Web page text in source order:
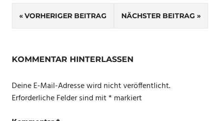
Beitragsnavigation
VORHERIGER BEITRAG NÄCHSTER BEITRAG
KOMMENTAR HINTERLASSEN
Deine E-Mail-Adresse wird nicht veröffentlicht.
Erforderliche Felder sind mit* markiert